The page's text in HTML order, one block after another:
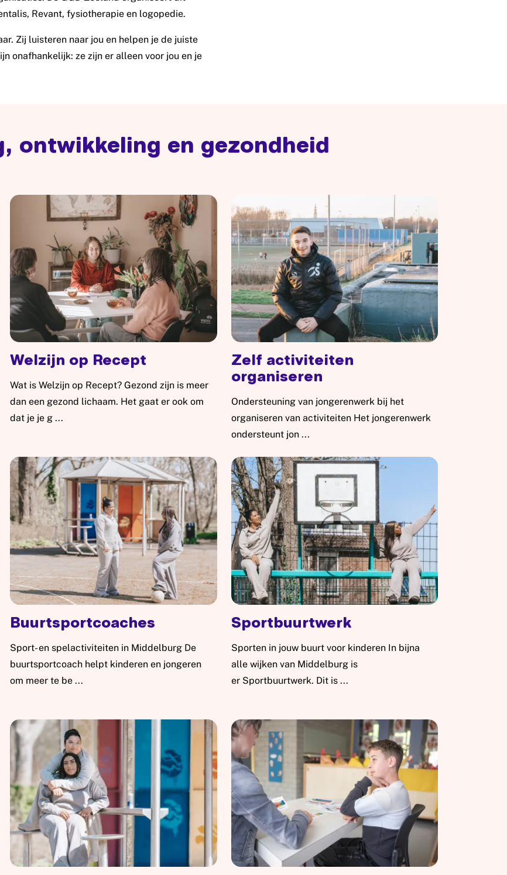
Revant, fysiotherapie en logopedie.
Zij luisteren naar jou en helpen je de juiste
onafhankelijk: ze zijn er alleen voor jou en je
ontwikkeling en gezondheid
Welzijn op Recept
Wat is Welzijn op Recept? Gezond zijn is meer
dan een gezond lichaam. Het gaat er ook om
dat je je g ...
Zelf activiteiten
organiseren
Ondersteuning van jongerenwerk bij het
organiseren van activiteiten Het jongerenwerk
ondersteunt jon ...
Buurtsportcoaches
Sport- en spelactiviteiten in Middelburg De
buurtsportcoach helpt kinderen en jongeren
om meer te be ...
Sportbuurtwerk
Sporten in jouw buurt voor kinderen In bijna
alle wijken van Middelburg is
er Sportbuurtwerk. Dit is ...